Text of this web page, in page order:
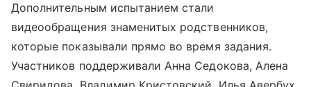
Дополнительным испытанием стали
видеообращения знаменитых родственников,
которые показывали прямо во время задания.
Участников поддерживали Анна Седокова, Алена